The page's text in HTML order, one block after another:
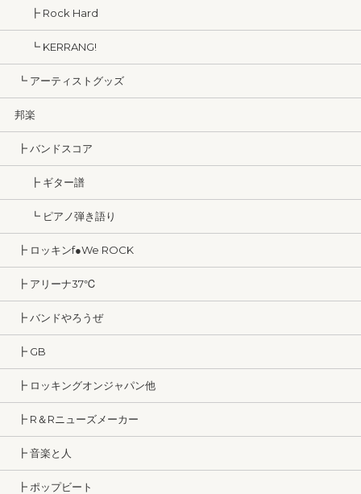
┣ Rock Hard
┗ KERRANG!
┗ アーティストグッズ
邦楽
┣ バンドスコア
┣ ギター譜
┗ ピアノ弾き語り
┣ ロッキンf●We ROCK
┣ アリーナ37℃
┣ バンドやろうぜ
┣ GB
┣ ロッキングオンジャパン他
┣ R＆Rニューズメーカー
┣ 音楽と人
┣ ポップビート